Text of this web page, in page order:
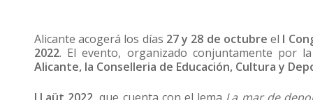
Alicante acogerá los días 27 y 28 de octubre el I
2022. El evento, organizado conjuntamente por
Alicante, la Conselleria de Educación, Cultura y